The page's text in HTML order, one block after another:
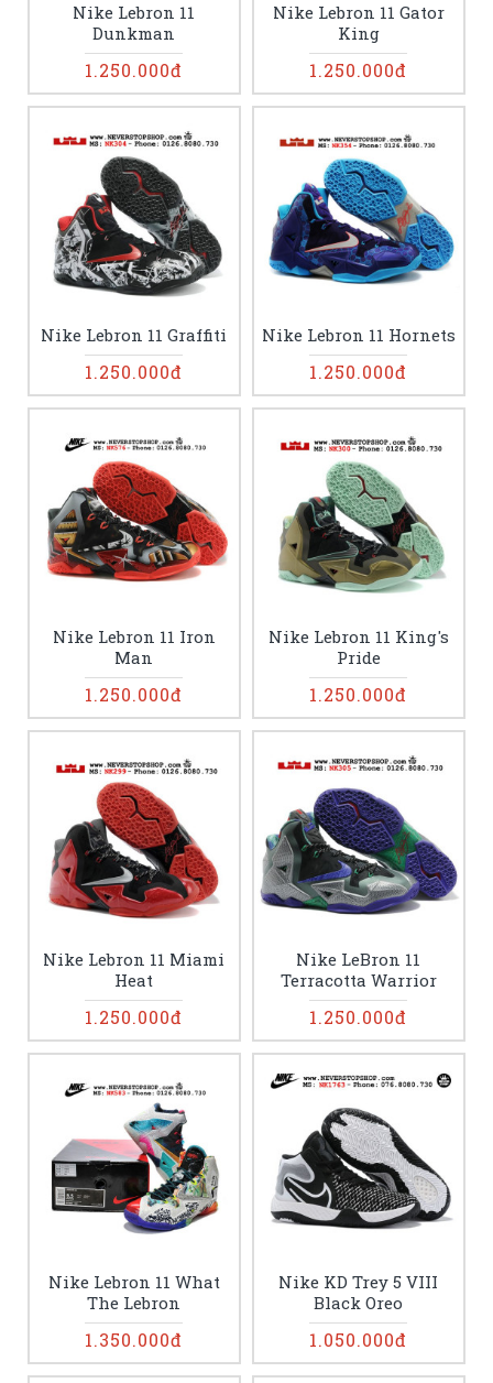
Nike Lebron 11
Dunkman
1.250.000đ
Nike Lebron 11 Gator
King
1.250.000đ
Nike Lebron 11 Graffiti
1.250.000đ
Nike Lebron 11 Hornets
1.250.000đ
Nike Lebron 11 Iron
Man
1.250.000đ
Nike Lebron 11 King's
Pride
1.250.000đ
Nike Lebron 11 Miami
Heat
1.250.000đ
Nike LeBron 11
Terracotta Warrior
1.250.000đ
Nike Lebron 11 What
The Lebron
1.350.000đ
Nike KD Trey 5 VIII
Black Oreo
1.050.000đ